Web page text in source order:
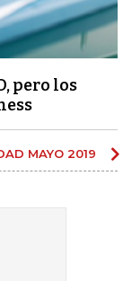
pero los
MAYO 2019